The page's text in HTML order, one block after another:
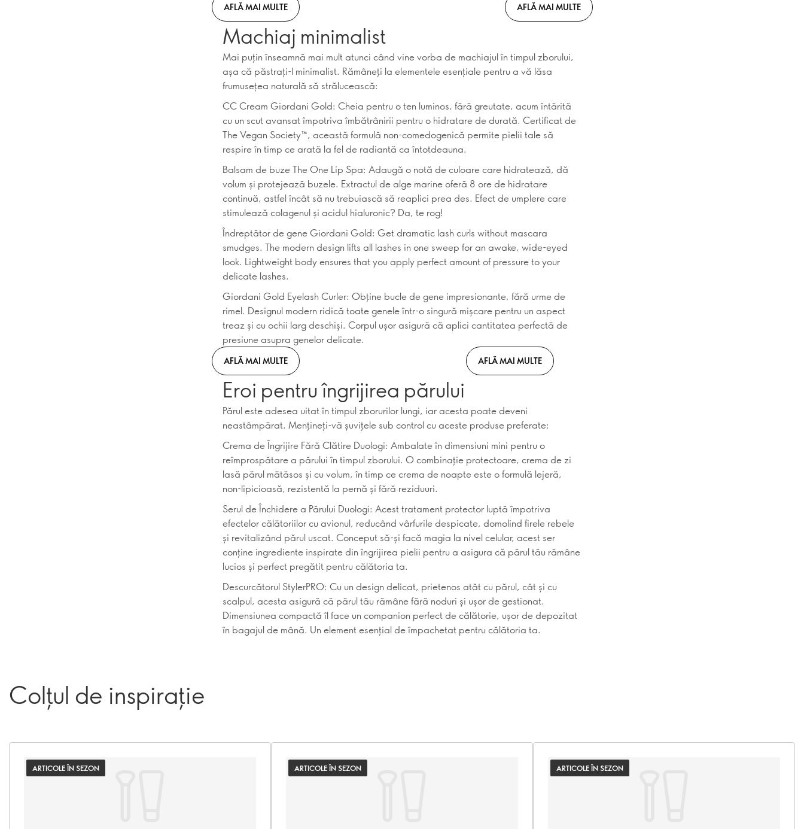
AFLĂ MAI MULTE AFLĂ MAI MULTE
Machiaj minimalist
Mai puțin înseamnă mai mult atunci când vine vorba de machiajul în timpul zborului,
așa că păstrați-l minimalist. Rămâneți la elementele esențiale pentru a vă lăsa
frumusețea naturală să strălucească:
CC Cream Giordani Gold: Cheia pentru o ten luminos, fără greutate, acum întărită
cu un scut avansat împotriva îmbătrânirii pentru o hidratare de durată. Certificat de
The Vegan Society™, această formulă non-comedogenică permite pielii tale să
respire în timp ce arată la fel de radiantă ca întotdeauna.
Balsam de buze The One Lip Spa: Adaugă o notă de culoare care hidratează, dă
volum și protejează buzele. Extractul de alge marine oferă 8 ore de hidratare
continuă, astfel încât să nu trebuiască să reaplici prea des. Efect de umplere care
stimulează colagenul și acidul hialuronic? Da, te rog!
Îndreptător de gene Giordani Gold: Get dramatic lash curls without mascara
smudges. The modern design lifts all lashes in one sweep for an awake, wide-eyed
look. Lightweight body ensures that you apply perfect amount of pressure to your
delicate lashes.
Giordani Gold Eyelash Curler: Obține bucle de gene impresionante, fără urme de
rimel. Designul modern ridică toate genele într-o singură mișcare pentru un aspect
treaz și cu ochii larg deschiși. Corpul ușor asigură că aplici cantitatea perfectă de
presiune asupra genelor delicate.
AFLĂ MAI MULTE AFLĂ MAI MULTE
Eroi pentru îngrijirea părului
Părul este adesea uitat în timpul zborurilor lungi, iar acesta poate deveni
neastâmpărat. Mențineți-vă șuvițele sub control cu aceste produse preferate:
Crema de Îngrijire Fără Clătire Duologi: Ambalate în dimensiuni mini pentru o
reîmprospătare a părului în timpul zborului. O combinație protectoare, crema de zi
lasă părul mătăsos și cu volum, în timp ce crema de noapte este o formulă lejeră,
non-lipicioasă, rezistentă la pernă și fără reziduuri.
Serul de Închidere a Părului Duologi: Acest tratament protector luptă împotriva
efectelor călătoriilor cu avionul, reducând vârfurile despicate, domolind firele rebele
și revitalizând părul uscat. Conceput să-și facă magia la nivel celular, acest ser
conține ingrediente inspirate din îngrijirea pielii pentru a asigura că părul tău rămâne
lucios și perfect pregătit pentru călătoria ta.
Descurcătorul StylerPRO: Cu un design delicat, prietenos atât cu părul, cât și cu
scalpul, acesta asigură că părul tău rămâne fără noduri și ușor de gestionat.
Dimensiunea compactă îl face un companion perfect de călătorie, ușor de depozitat
în bagajul de mână. Un element esențial de împachetat pentru călătoria ta.
Colțul de inspirație
ARTICOLE ÎN SEZON ARTICOLE ÎN SEZON ARTICOLE ÎN SEZON